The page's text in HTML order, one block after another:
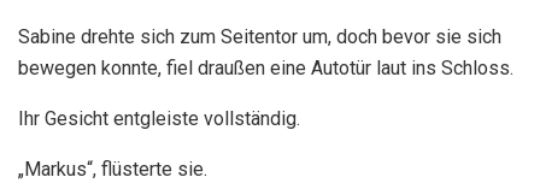
Sabine drehte sich zum Seitentor um, doch bevor sie sich
bewegen konnte, fiel draußen eine Autotür laut ins Schloss.
Ihr Gesicht entgleiste vollständig.
„Markus“, flüsterte sie.